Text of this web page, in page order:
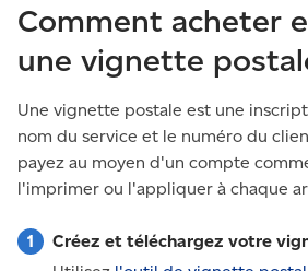
Faire un envoi au Canada
Acheter timbres et fournitures
Conseils d’expédition
Gérer courrier et colis
Boîtes postales et casiers
Cartes et services prépayés
Proposer un timbre
Magazine En détail
Comment acheter
une vignette
Une vignette postale est une
nom du service et le numéro du
payez au moyen d'un compte
l'imprimer ou l'appliquer à chaque
Créez et téléchargez votre